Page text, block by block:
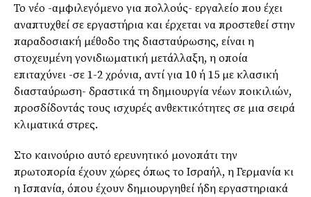
Το νέο -αμφιλεγόμενο για πολλούς- εργαλείο που έχει
αναπτυχθεί σε εργαστήρια και έρχεται να προστεθεί στην
παραδοσιακή μέθοδο της διασταύρωσης, είναι η
στοχευμένη γονιδιωματική μετάλλαξη, η οποία
επιταχύνει -σε 1-2 χρόνια, αντί για 10 ή 15 με κλασική
διασταύρωση- δραστικά τη δημιουργία νέων ποικιλιών,
προσδίδοντάς τους ισχυρές ανθεκτικότητες σε μια σειρά
κλιματικά στρες.
Στο καινούριο αυτό ερευνητικό μονοπάτι την
πρωτοπορία έχουν χώρες όπως το Ισραήλ, η Γερμανία κι
η Ισπανία, όπου έχουν δημιουργηθεί ήδη εργαστηριακά